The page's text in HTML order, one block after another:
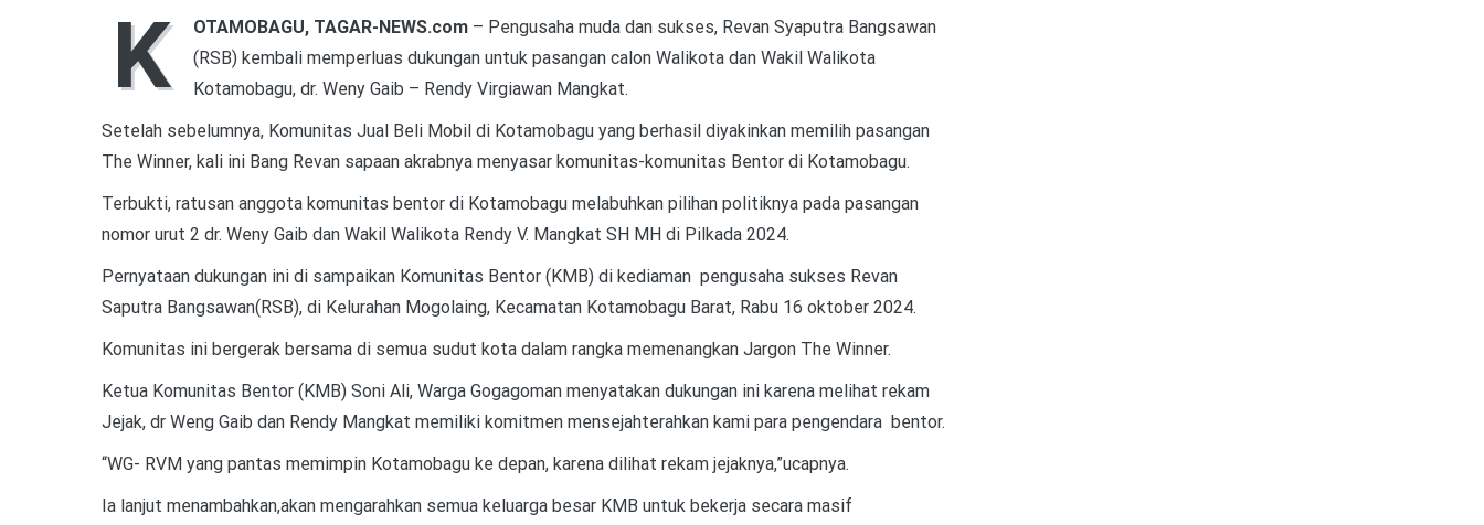
K OTAMOBAGU, TAGAR-NEWS.com – Pengusaha muda dan sukses, Revan Syaputra Bangsawan
(RSB) kembali memperluas dukungan untuk pasangan calon Walikota dan Wakil Walikota
Kotamobagu, dr. Weny Gaib – Rendy Virgiawan Mangkat.
Setelah sebelumnya, Komunitas Jual Beli Mobil di Kotamobagu yang berhasil diyakinkan memilih pasangan
The Winner, kali ini Bang Revan sapaan akrabnya menyasar komunitas-komunitas Bentor di Kotamobagu.
Terbukti, ratusan anggota komunitas bentor di Kotamobagu melabuhkan pilihan politiknya pada pasangan
nomor urut 2 dr. Weny Gaib dan Wakil Walikota Rendy V. Mangkat SH MH di Pilkada 2024.
Pernyataan dukungan ini di sampaikan Komunitas Bentor (KMB) di kediaman pengusaha sukses Revan
Saputra Bangsawan(RSB), di Kelurahan Mogolaing, Kecamatan Kotamobagu Barat, Rabu 16 oktober 2024.
Komunitas ini bergerak bersama di semua sudut kota dalam rangka memenangkan Jargon The Winner.
Ketua Komunitas Bentor (KMB) Soni Ali, Warga Gogagoman menyatakan dukungan ini karena melihat rekam
Jejak, dr Weng Gaib dan Rendy Mangkat memiliki komitmen mensejahterahkan kami para pengendara bentor.
“WG- RVM yang pantas memimpin Kotamobagu ke depan, karena dilihat rekam jejaknya,”ucapnya.
Ia lanjut menambahkan,akan mengarahkan semua keluarga besar KMB untuk bekerja secara masif